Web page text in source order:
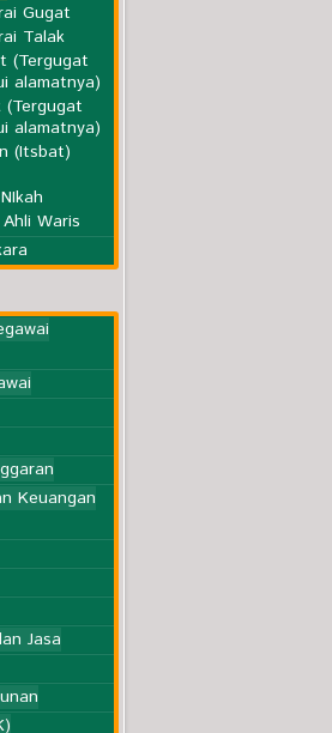
Gugat
Talak
(Tergugat
alamatnya)
(Tergugat
alamatnya)
(Itsbat)
Waris
Kesekretariatan
Keuangan
Jasa